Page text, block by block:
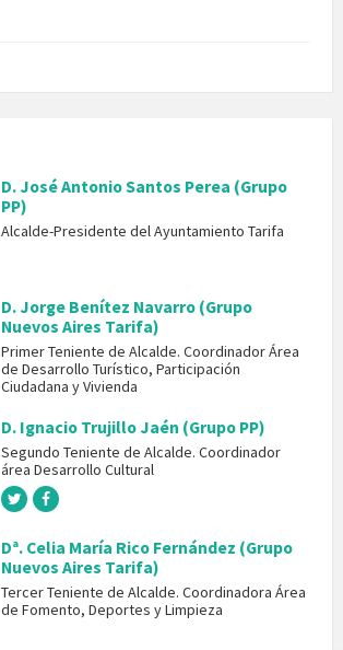
D. José Antonio Santos Perea (Grupo
PP)
Alcalde-Presidente del Ayuntamiento Tarifa
D. Jorge Benítez Navarro (Grupo
Nuevos Aires Tarifa)
Primer Teniente de Alcalde. Coordinador Área
de Desarrollo Turístico, Participación
Ciudadana y Vivienda
D. Ignacio Trujillo Jaén (Grupo PP)
Segundo Teniente de Alcalde. Coordinador
área Desarrollo Cultural
Dª. Celia María Rico Fernández (Grupo
Nuevos Aires Tarifa)
Tercer Teniente de Alcalde. Coordinadora Área
de Fomento, Deportes y Limpieza